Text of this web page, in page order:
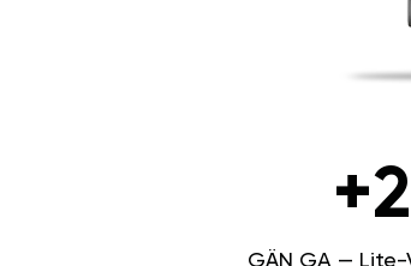
GÄN GA — Lite-